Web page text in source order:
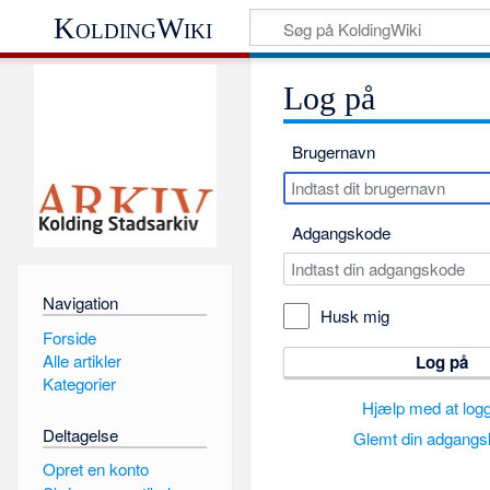
KoldingWiki
Log på
Brugernavn
Adgangskode
Husk mig
Log på
Hjælp med at
Glemt din
Navigation
Forside
Alle artikler
Kategorier
Deltagelse
Opret en konto